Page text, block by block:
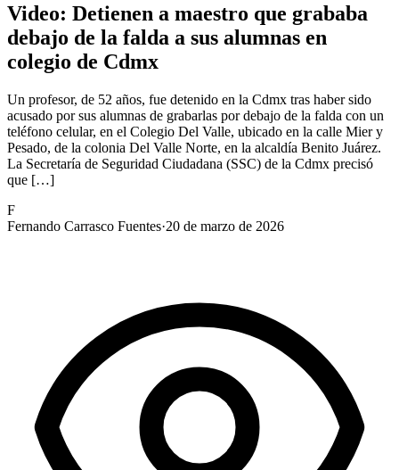
Video: Detienen a maestro que grababa
debajo de la falda a sus alumnas en
colegio de Cdmx
Un profesor, de 52 años, fue detenido en la Cdmx tras haber sido
acusado por sus alumnas de grabarlas por debajo de la falda con un
teléfono celular, en el Colegio Del Valle, ubicado en la calle Mier y
Pesado, de la colonia Del Valle Norte, en la alcaldía Benito Juárez.
La Secretaría de Seguridad Ciudadana (SSC) de la Cdmx precisó
que […]
F
Fernando Carrasco Fuentes·20 de marzo de 2026